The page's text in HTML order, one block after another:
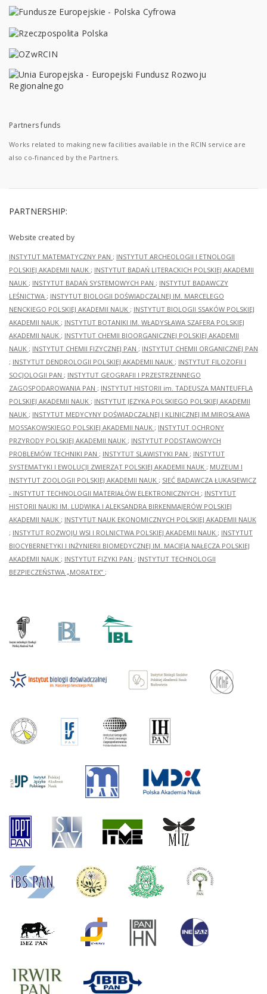
Partners funds
Works related to making new facilities available in the RCIN service are
also co-financed by the Partners.
PARTNERSHIP:
Website created by
INSTYTUT MATEMATYCZNY PAN ; INSTYTUT ARCHEOLOGII I ETNOLOGII
POLSKIEJ AKADEMII NAUK ; INSTYTUT BADAŃ LITERACKICH POLSKIEJ AKADEMII
NAUK ; INSTYTUT BADAŃ SYSTEMOWYCH PAN ; INSTYTUT BADAWCZY
LEŚNICTWA ; INSTYTUT BIOLOGII DOŚWIADCZALNEJ IM. MARCELEGO
NENCKIEGO POLSKIEJ AKADEMII NAUK ; INSTYTUT BIOLOGII SSAKÓW POLSKIEJ
AKADEMII NAUK ; INSTYTUT BOTANIKI IM. WŁADYSŁAWA SZAFERA POLSKIEJ
AKADEMII NAUK ; INSTYTUT CHEMII BIOORGANICZNEJ POLSKIEJ AKADEMII
NAUK ; INSTYTUT CHEMII FIZYCZNEJ PAN ; INSTYTUT CHEMII ORGANICZNEJ PAN
; INSTYTUT DENDROLOGII POLSKIEJ AKADEMII NAUK ; INSTYTUT FILOZOFII I
SOCJOLOGII PAN ; INSTYTUT GEOGRAFII I PRZESTRZENNEGO
ZAGOSPODAROWANIA PAN ; INSTYTUT HISTORII im. TADEUSZA MANTEUFFLA
POLSKIEJ AKADEMII NAUK ; INSTYTUT JĘZYKA POLSKIEGO POLSKIEJ AKADEMII
NAUK ; INSTYTUT MEDYCYNY DOŚWIADCZALNEJ I KLINICZNEJ IM.MIROSŁAWA
MOSSAKOWSKIEGO POLSKIEJ AKADEMII NAUK ; INSTYTUT OCHRONY
PRZYRODY POLSKIEJ AKADEMII NAUK ; INSTYTUT PODSTAWOWYCH
PROBLEMÓW TECHNIKI PAN ; INSTYTUT SLAWISTYKI PAN ; INSTYTUT
SYSTEMATYKI I EWOLUCJI ZWIERZĄT POLSKIEJ AKADEMII NAUK ; MUZEUM I
INSTYTUT ZOOLOGII POLSKIEJ AKADEMII NAUK ; SIEĆ BADAWCZA ŁUKASIEWICZ
- INSTYTUT TECHNOLOGII MATERIAŁÓW ELEKTRONICZNYCH ; INSTYTUT
HISTORII NAUKI IM. LUDWIKA I ALEKSANDRA BIRKENMAJERÓW POLSKIEJ
AKADEMII NAUK ; INSTYTUT NAUK EKONOMICZNYCH POLSKIEJ AKADEMII NAUK
; INSTYTUT ROZWOJU WSI I ROLNICTWA POLSKIEJ AKADEMII NAUK ; INSTYTUT
BIOCYBERNETYKI I INŻYNIERII BIOMEDYCZNEJ IM. MACIEJA NAŁĘCZA POLSKIEJ
AKADEMII NAUK ; INSTYTUT FIZYKI PAN ; INSTYTUT TECHNOLOGII
BEZPIECZEŃSTWA „MORATEX” ;